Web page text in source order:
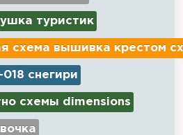
туристик
схема вышивка крестом
снегири
схемы dimensions